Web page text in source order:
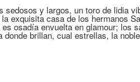
sedosos y largos, un toro de lidia
exquisita casa de los hermanos
osadía envuelta en glamour; los
donde brillan, cual estrellas, la